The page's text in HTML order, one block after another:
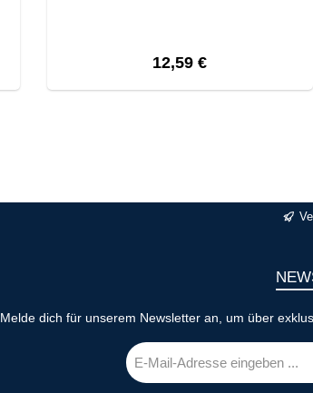
Regulärer Preis:
12,59 €
Melde dich für unserem Newsletter an, um über
E-
Mail-